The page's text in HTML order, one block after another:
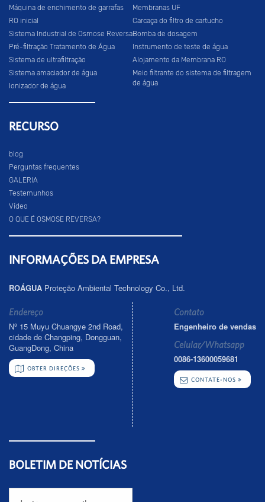
Máquina de enchimento de garrafas
RO inicial
Sistema Industrial de Osmose Reversa
Pré-filtração Tratamento de Água
Sistema de ultrafiltração
Sistema amaciador de água
Ionizador de água
Membranas UF
Carcaça do filtro de cartucho
Bomba de dosagem
Instrumento de teste de água
Alojamento da Membrana RO
Meio filtrante do sistema de filtragem
de água
RECURSO
blog
Perguntas frequentes
GALERIA
Testemunhos
Vídeo
O QUE É OSMOSE REVERSA?
INFORMAÇÕES DA EMPRESA
ROÁGUA Proteção Ambiental Technology Co., Ltd.
Endereço
Nº 15 Muyu Chuangye 2nd Road,
cidade de Changping, Dongguan,
GuangDong, China
OBTER DIREÇÕES
Contato
Engenheiro de vendas
Celular/Whatsapp
0086-13600059681
CONTATE-NOS
BOLETIM DE NOTÍCIAS